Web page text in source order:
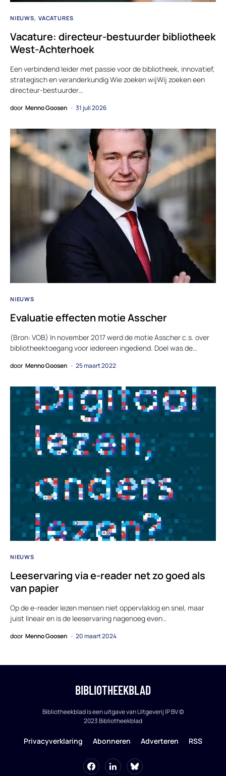
NIEUWS VACATURES
Vacature: directeur-bestuurder bibliotheek
West-Achterhoek
Een verbindend leider met passie voor de bibliotheek, innovatief,
strategisch en veranderkundig Wie zoeken wijWij zoeken een
directeur-bestuurder…
door Menno Goosen 31 juli 2026
NIEUWS
Evaluatie effecten motie Asscher
(Bron: VOB) In november 2017 werd de motie Asscher c.s. over
bibliotheektoegang voor iedereen ingediend. Doel was de…
door Menno Goosen 25 maart 2022
NIEUWS
Leeservaring via e-reader net zo goed als
van papier
Op de e-reader lezen mensen niet oppervlakkig en snel, maar
juist lineair en is de leeservaring nagenoeg even…
door Menno Goosen 20 maart 2024
BIBLIOTHEEKBLAD
Bibliotheekblad is een uitgave van Uitgeverij IP BV ©
2023 Bibliotheekblad
Privacyverklaring Abonneren Adverteren RSS